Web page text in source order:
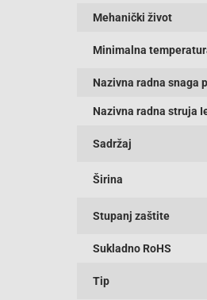
Mehanički život
Minimalna
Nazivna radna snaga
Nazivna radna struja
Sadržaj
Širina
Stupanj zaštite
Sukladno RoHS
Tip